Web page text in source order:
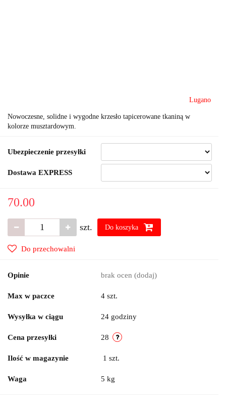
Lugano
Nowoczesne, solidne i wygodne krzesło tapicerowane tkaniną w
kolorze musztardowym.
Ubezpieczenie przesyłki
Dostawa EXPRESS
70.00
szt. Do koszyka
Do przechowalni
Opinie brak ocen (dodaj)
Max w paczce 4 szt.
Wysyłka w ciągu 24 godziny
Cena przesyłki 28
Ilość w magazynie 1 szt.
Waga 5 kg